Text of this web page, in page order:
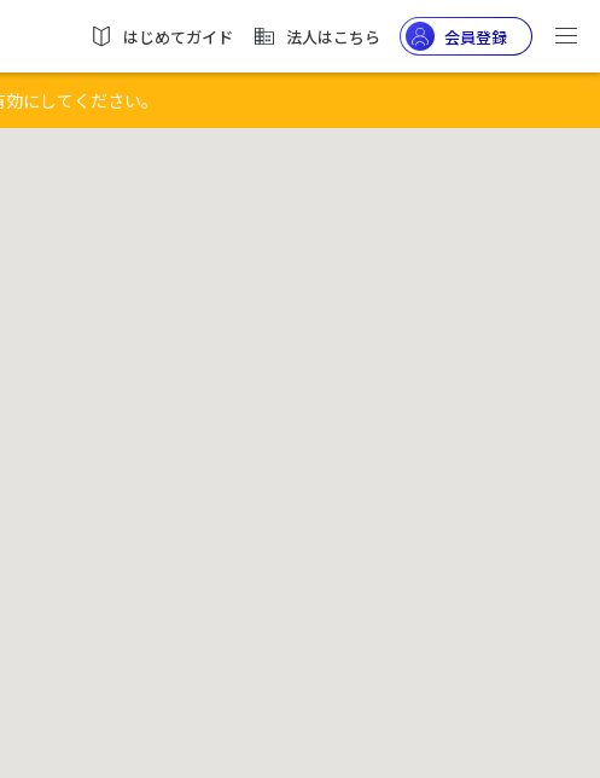
はじめてガイド 法人はこちら 会員登録